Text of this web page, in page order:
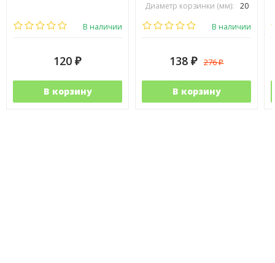
В наличии
120 ₽
В корзину
Диаметр корзинки (мм):
20
Производитель:
В наличии
138 ₽ 276₽
В корзину